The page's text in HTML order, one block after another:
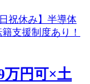
万円可×土